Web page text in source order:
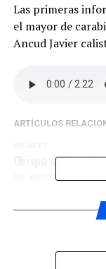
Las primeras
el mayor de
Ancud Javier
ARTÍCULOS
Obispo de
un incendio
Unas 7 mil